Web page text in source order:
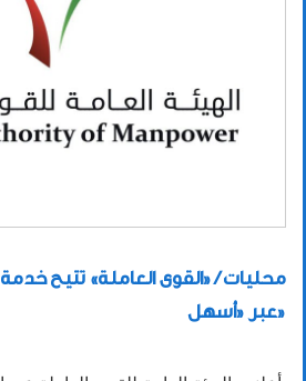
محليات / «القوى العاملة» تتيح
عبر «أسهل»